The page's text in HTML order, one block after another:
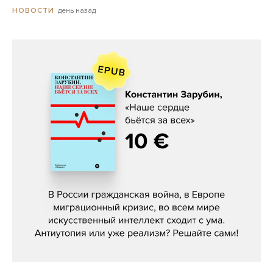
НОВОСТИ день назад
Константин Зарубин, «Наше сердце